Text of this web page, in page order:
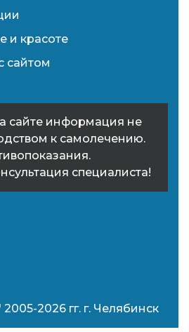
и красоте
сайтом
сайте информация не
к самолечению.
специалиста!
2026 гг. г. Челябинск